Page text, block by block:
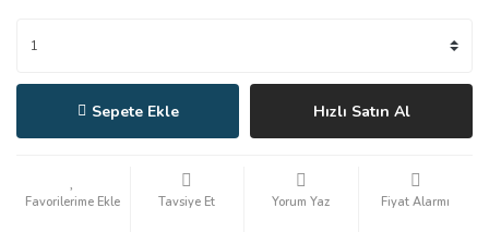
Sepete Ekle Hızlı Satın Al
Tavsiye Et Yorum Yaz Fiyat Alarmı